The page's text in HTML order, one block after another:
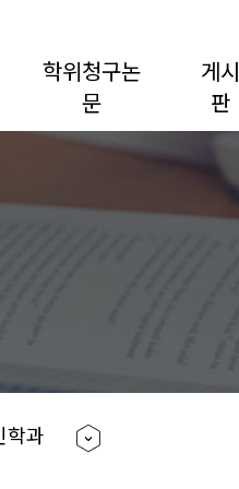
학위청구논
문
게시
판
학과